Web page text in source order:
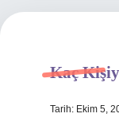
Hakkımızda
Kaç
Tarih: Ekim 5,